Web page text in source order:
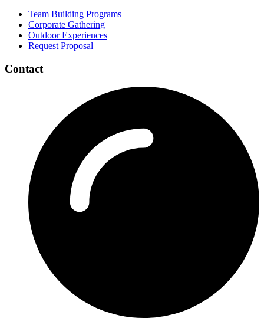
Team Building Programs
Corporate Gathering
Outdoor Experiences
Request Proposal
Contact